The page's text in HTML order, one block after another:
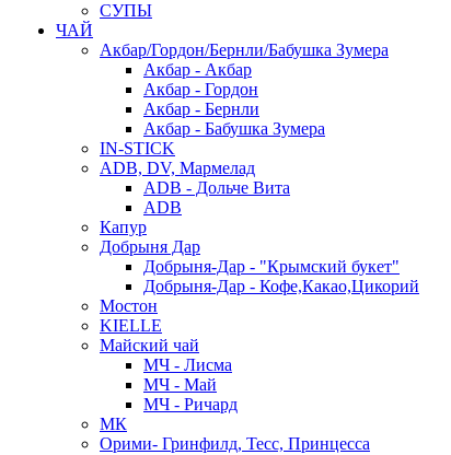
СУПЫ
ЧАЙ
Акбар/Гордон/Бернли/Бабушка Зумера
Акбар - Акбар
Акбар - Гордон
Акбар - Бернли
Акбар - Бабушка Зумера
IN-STICK
ADB, DV, Мармелад
ADB - Дольче Вита
ADB
Капур
Добрыня Дар
Добрыня-Дар - "Крымский букет"
Добрыня-Дар - Кофе,Какао,Цикорий
Мостон
KIELLE
Майский чай
МЧ - Лисма
МЧ - Май
МЧ - Ричард
МК
Орими- Гринфилд, Тесс, Принцесса